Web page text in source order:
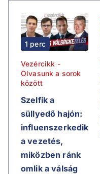
1 perc
Vezércikk -
Olvasunk a sorok
között
Szelfik a
süllyedő hajón:
influenszerkedik
a vezetés,
miközben ránk
omlik a válság